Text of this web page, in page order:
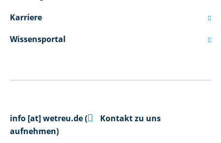
Karriere 
Wissensportal 
info [at]wetreu.de(
Kontakt zu uns
aufnehmen)